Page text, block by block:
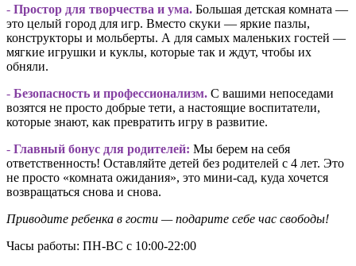
- Простор для творчества и ума. Большая детская комната —
это целый город для игр. Вместо скуки — яркие пазлы,
конструкторы и мольберты. А для самых маленьких гостей —
мягкие игрушки и куклы, которые так и ждут, чтобы их
обняли.
- Безопасность и профессионализм. С вашими непоседами
возятся не просто добрые тети, а настоящие воспитатели,
которые знают, как превратить игру в развитие.
- Главный бонус для родителей: Мы берем на себя
ответственность! Оставляйте детей без родителей с 4 лет. Это
не просто «комната ожидания», это мини-сад, куда хочется
возвращаться снова и снова.
Приводите ребенка в гости — подарите себе час свободы!
Часы работы: ПН-ВС с 10:00-22:00